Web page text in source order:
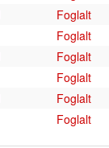
Foglalt
Foglalt
Foglalt
Foglalt
Foglalt
Foglalt